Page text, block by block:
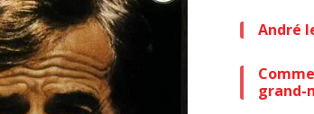
André
grand-